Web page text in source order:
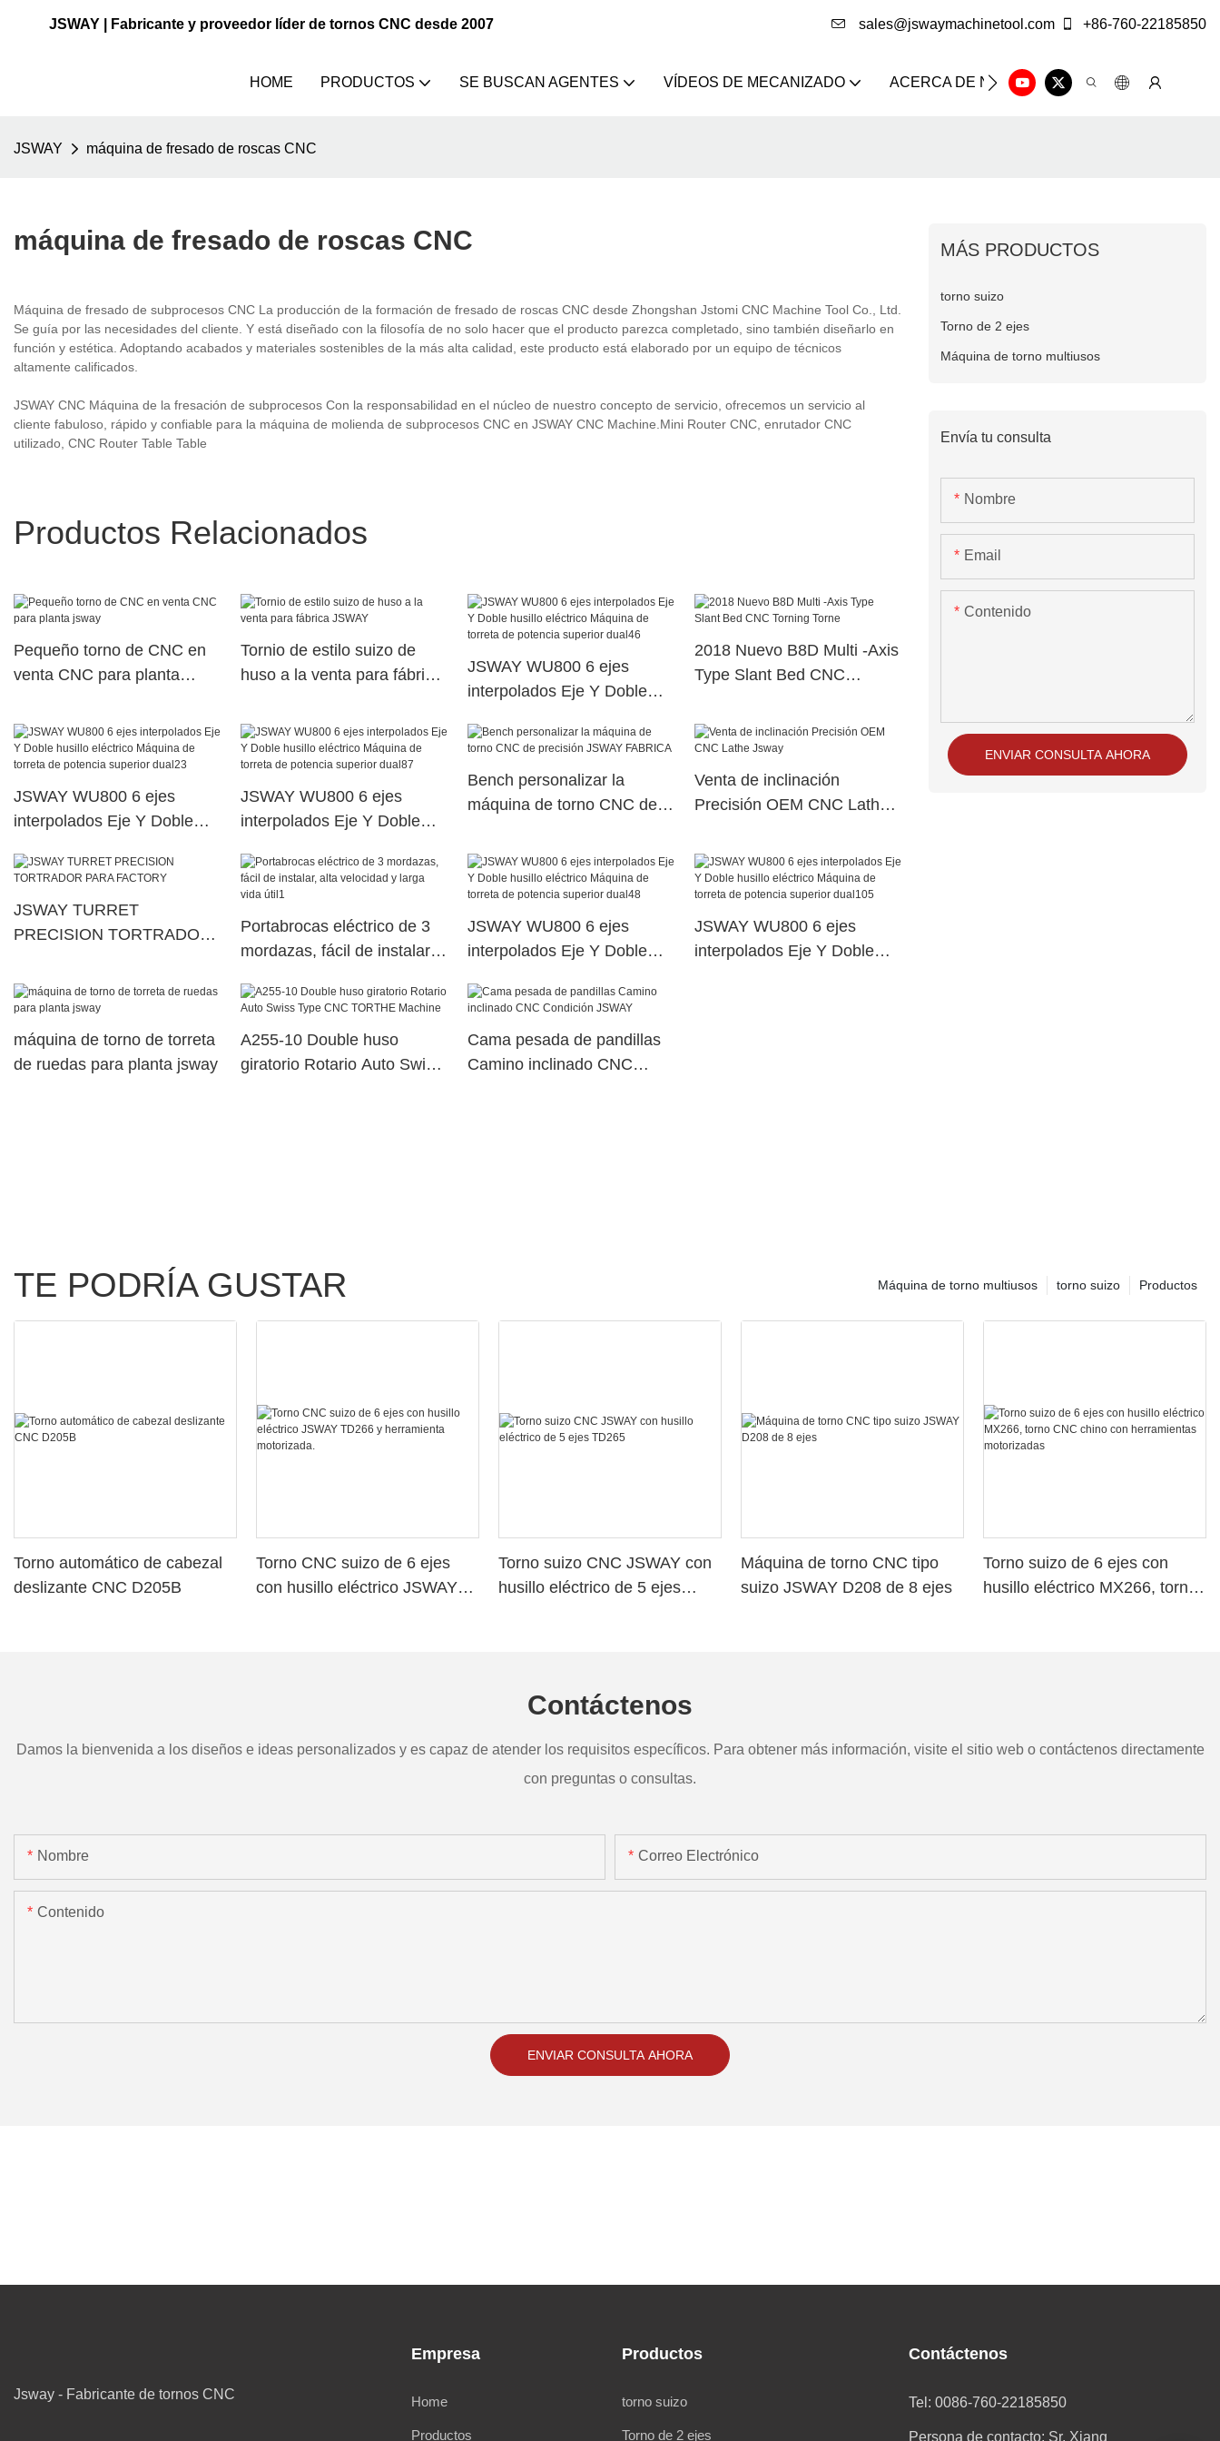
JSWAY | Fabricante y proveedor líder de tornos CNC desde 2007 sales@jswaymachinetool.com +86-760-22185850
HOME PRODUCTOS SE BUSCAN AGENTES VÍDEOS DE MECANIZADO ACERCA DE NOSOTROS SOLUCIÓN
JSWAY máquina de fresado de roscas CNC
máquina de fresado de roscas CNC
Máquina de fresado de subprocesos CNC La producción de la formación de fresado de roscas CNC desde Zhongshan Jstomi CNC Machine Tool Co., Ltd.
Se guía por las necesidades del cliente. Y está diseñado con la filosofía de no solo hacer que el producto parezca completado, sino también diseñarlo en
función y estética. Adoptando acabados y materiales sostenibles de la más alta calidad, este producto está elaborado por un equipo de técnicos
altamente calificados.
JSWAY CNC Máquina de la fresación de subprocesos Con la responsabilidad en el núcleo de nuestro concepto de servicio, ofrecemos un servicio al
cliente fabuloso, rápido y confiable para la máquina de molienda de subprocesos CNC en JSWAY CNC Machine.Mini Router CNC, enrutador CNC
utilizado, CNC Router Table Table
Productos Relacionados
Pequeño torno de CNC en
venta CNC para planta
Tornio de estilo suizo de
huso a la venta para fábrica
JSWAY WU800 6 ejes
interpolados Eje Y Doble
torreta de potencia superior
2018 Nuevo B8D Multi -Axis
Type Slant Bed CNC
JSWAY WU800 6 ejes
interpolados Eje Y Doble
torreta de potencia superior
JSWAY WU800 6 ejes
interpolados Eje Y Doble
torreta de potencia superior
dual87
Bench personalizar la
máquina de torno CNC de
Venta de inclinación
Precisión OEM CNC Lathe
JSWAY TURRET
PRECISION TORTRADOR
Portabrocas eléctrico de 3
mordazas, fácil de instalar,
útil1
JSWAY WU800 6 ejes
interpolados Eje Y Doble
torreta de potencia superior
JSWAY WU800 6 ejes
interpolados Eje Y Doble
máquina de torno de torreta
de ruedas para planta jsway
A255-10 Double huso
giratorio Rotario Auto Swiss
Cama pesada de pandillas
Camino inclinado CNC
MÁS PRODUCTOS
torno suizo
Torno de 2 ejes
Máquina de torno multiusos
Envía tu consulta
Nombre
Email
Contenido
ENVIAR CONSULTA AHORA
TE PODRÍA GUSTAR Productos
torno suizo
Máquina de torno multiusos
Torno automático de cabezal
deslizante CNC D205B
Torno CNC suizo de 6 ejes
con husillo eléctrico JSWAY
Torno suizo CNC JSWAY con
husillo eléctrico de 5 ejes
Máquina de torno CNC tipo
suizo JSWAY D208 de 8 ejes
Torno suizo de 6 ejes con
husillo eléctrico MX266, torno
Contáctenos
Damos la bienvenida a los diseños e ideas personalizados y es capaz de atender los requisitos específicos. Para obtener más información, visite el sitio web o contáctenos directamente
con preguntas o consultas.
Nombre Correo Electrónico
Contenido
ENVIAR CONSULTA AHORA
Jsway - Fabricante de tornos CNC
Empresa
Home
Productos
Productos
torno suizo
Torno de 2 ejes
Contáctenos
Tel: 0086-760-22185850
Persona de contacto: Sr. Xiang